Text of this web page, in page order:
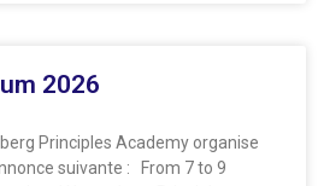
2026
Principles Academy organise
suivante : From 7 to 9